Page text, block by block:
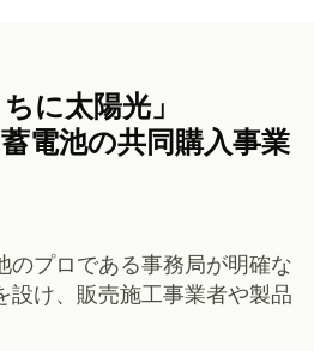
に太陽光」
電池の共同購入事業
のプロである事務局が明確な
設け、販売施工事業者や製品